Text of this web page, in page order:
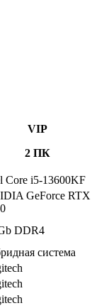
VIP
2 ПК
Core i5-13600KF
GeForce RTX
DDR4
система